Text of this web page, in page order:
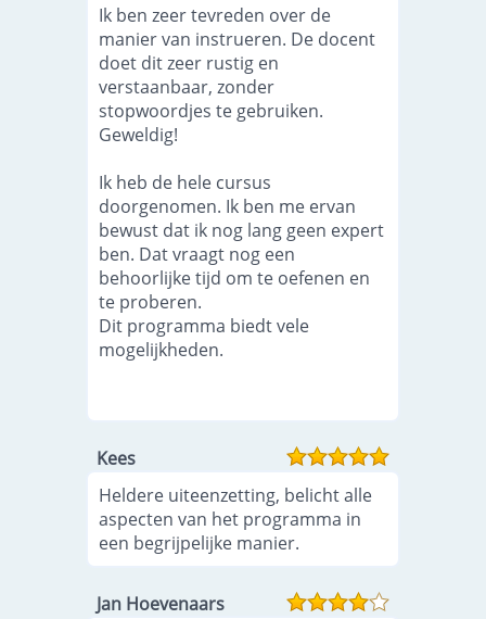
Ik ben zeer tevreden over de
manier van instrueren. De docent
doet dit zeer rustig en
verstaanbaar, zonder
stopwoordjes te gebruiken.
Geweldig!
Ik heb de hele cursus
doorgenomen. Ik ben me ervan
bewust dat ik nog lang geen expert
ben. Dat vraagt nog een
behoorlijke tijd om te oefenen en
te proberen.
Dit programma biedt vele
mogelijkheden.
Kees
Heldere uiteenzetting, belicht alle
aspecten van het programma in
een begrijpelijke manier.
Jan Hoevenaars